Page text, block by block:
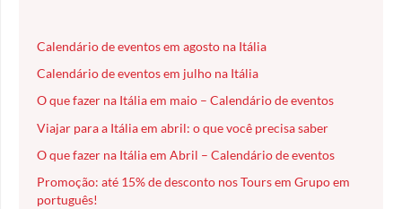
Calendário de eventos em agosto na Itália
Calendário de eventos em julho na Itália
O que fazer na Itália em maio – Calendário de eventos
Viajar para a Itália em abril: o que você precisa saber
O que fazer na Itália em Abril – Calendário de eventos
Promoção: até 15% de desconto nos Tours em Grupo em
português!